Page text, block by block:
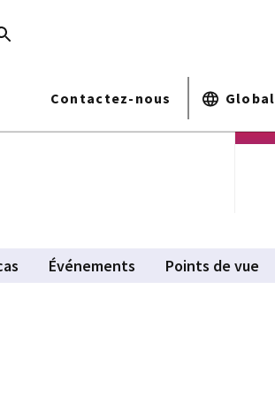
Contactez-nous Global
Événements Points de vue